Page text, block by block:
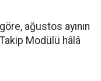
ağustos ayının
Modülü hâlâ